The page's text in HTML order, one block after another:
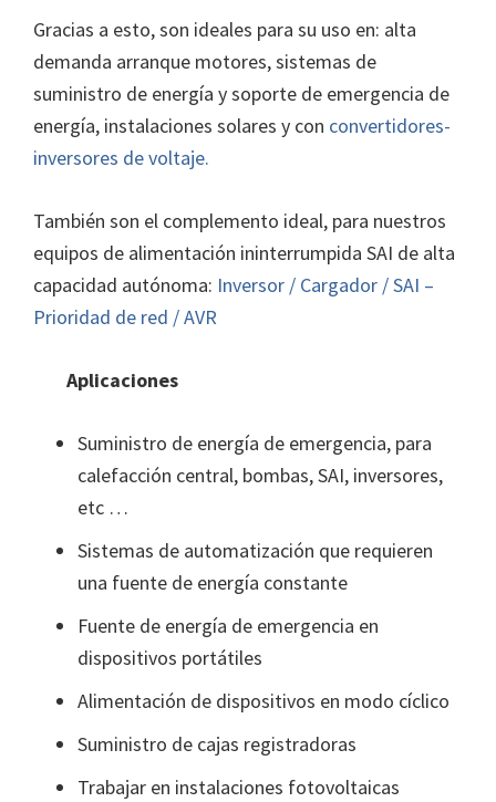
Gracias a esto, son ideales para su uso en: alta
demanda arranque motores, sistemas de
suministro de energía y soporte de emergencia de
energía, instalaciones solares y con convertidores-
inversores de voltaje.
También son el complemento ideal, para nuestros
equipos de alimentación ininterrumpida SAI de alta
capacidad autónoma: Inversor / Cargador / SAI –
Prioridad de red / AVR
Aplicaciones
Suministro de energía de emergencia, para
calefacción central, bombas, SAI, inversores,
etc …
Sistemas de automatización que requieren
una fuente de energía constante
Fuente de energía de emergencia en
dispositivos portátiles
Alimentación de dispositivos en modo cíclico
Suministro de cajas registradoras
Trabajar en instalaciones fotovoltaicas